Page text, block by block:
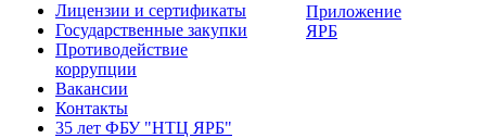
Лицензии и сертификаты
Государственные закупки
Противодействие
коррупции
Вакансии
Контакты
35 лет ФБУ "НТЦ ЯРБ"
Приложение
ЯРБ